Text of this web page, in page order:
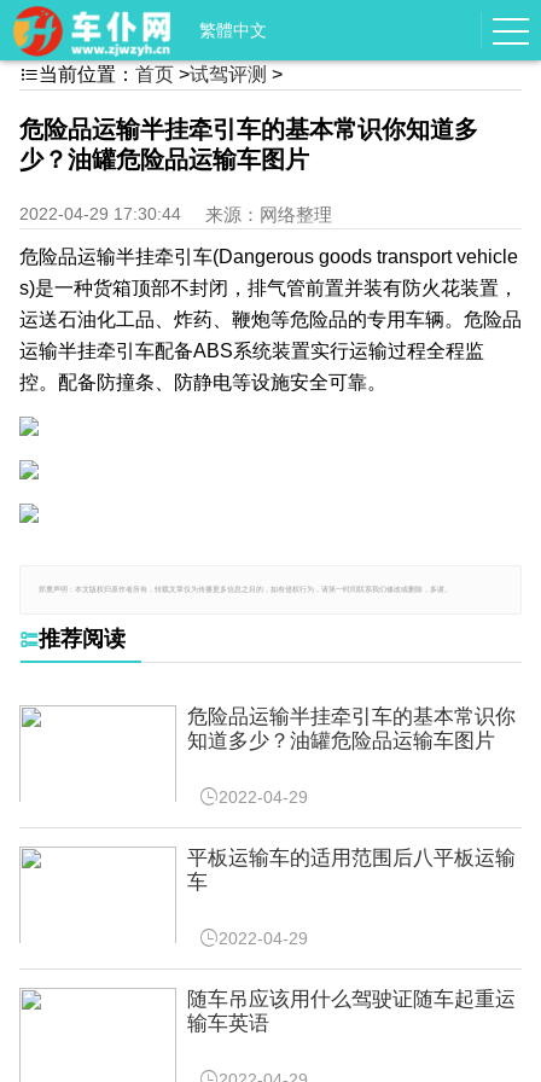
繁體中文
当前位置： 首页 >试驾评测 >
危险品运输半挂牵引车的基本常识你知道多
少？油罐危险品运输车图片
2022-04-29 17:30:44 来源：网络整理
危险品运输半挂牵引车(Dangerous goods transport vehicle
s)是一种货箱顶部不封闭，排气管前置并装有防火花装置，
运送石油化工品、炸药、鞭炮等危险品的专用车辆。危险品
运输半挂牵引车配备ABS系统装置实行运输过程全程监
控。配备防撞条、防静电等设施安全可靠。
郑重声明：本文版权归原作者所有，转载文章仅为传播更多信息之目的，如有侵权行为，请第一时间联系我们修改或删除，多谢。
推荐阅读
危险品运输半挂牵引车的基本常识你
知道多少？油罐危险品运输车图片
2022-04-29
平板运输车的适用范围后八平板运输
车
2022-04-29
随车吊应该用什么驾驶证随车起重运
输车英语